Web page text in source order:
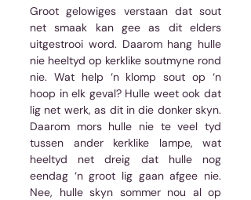
Groot gelowiges verstaan dat sout
net smaak kan gee as dit elders
uitgestrooi word. Daarom hang hulle
nie heeltyd op kerklike soutmyne rond
nie. Wat help ‘n klomp sout op ‘n
hoop in elk geval? Hulle weet ook dat
lig net werk, as dit in die donker skyn.
Daarom mors hulle nie te veel tyd
tussen ander kerklike lampe, wat
heeltyd net dreig dat hulle nog
eendag ‘n groot lig gaan afgee nie.
Nee, hulle skyn sommer nou al op